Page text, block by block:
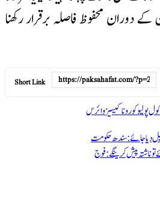
کے دوران محفوظ فاصلہ برقرار رکھنا
Short Link
پولیوکوروناکیسیزوائرس
دیا جائے:سندھ حکومت
ناشتہ پیش کرینگے:فوج